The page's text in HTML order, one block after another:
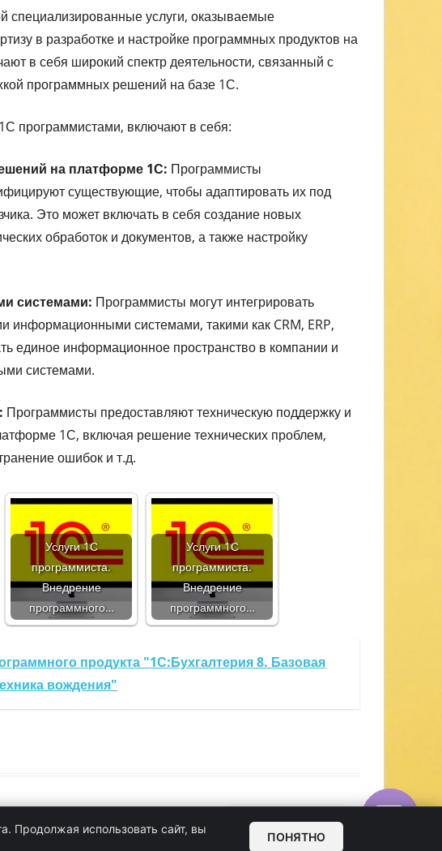
специализированные услуги, оказываемые
в разработке и настройке программных продуктов на
в себя широкий спектр деятельности, связанный с
программных решений на базе 1С.
программистами, включают в себя:
на платформе 1С: Программисты
существующие, чтобы адаптировать их под
Это может включать в себя создание новых
обработок и документов, а также настройку
системами: Программисты могут интегрировать
информационными системами, такими как CRM, ERP,
единое информационное пространство в компании и
системами.
Программисты предоставляют техническую поддержку и
1С, включая решение технических проблем,
ошибок и т.д.
Услуги 1С
программиста.
Внедрение
программного…
Услуги 1С
программиста.
Внедрение
программного…
продукта "1С:Бухгалтерия 8. Базовая
вождения"
Продолжая использовать сайт, вы
ПОНЯТНО
Обратная связь